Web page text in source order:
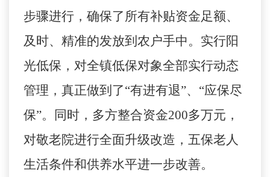
步骤进行，确保了所有补贴资金足额、
及时、精准的发放到农户手中。实行阳
光低保，对全镇低保对象全部实行动态
管理，真正做到了“有进有退”、“应保尽
保”。同时，多方整合资金200多万元，
对敬老院进行全面升级改造，五保老人
生活条件和供养水平进一步改善。